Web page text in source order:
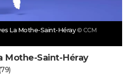
La Mothe-Saint-Héray © CCM
Mothe-Saint-Héray